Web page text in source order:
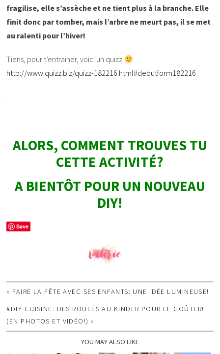
fragilise, elle s’assèche et ne tient plus à la branche. Elle
finit donc par tomber, mais l’arbre ne meurt pas, il se met
au ralenti pour l’hiver!
Tiens, pour t’entrainer, voici un quizz
http://www.quizz.biz/quizz-182216.html#debutform182216
.
.
ALORS, COMMENT TROUVES TU
CETTE ACTIVITÉ?
A BIENTÔT POUR UN NOUVEAU
DIY!
Save
« FAIRE LA FÊTE AVEC SES ENFANTS: UNE IDÉE LUMINEUSE!
#DIY CUISINE: DES ROULÉS AU KINDER POUR LE GOÛTER!
(EN PHOTOS ET VIDÉO!) »
YOU MAY ALSO LIKE